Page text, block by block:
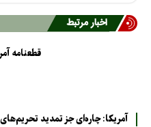
اخبار مرتبط
قطعنامه
آمریکا: چاره‌ای جز تمدید